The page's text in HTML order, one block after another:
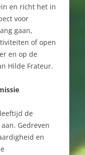
en richt het in
voor
gaan,
of open
en op de
Hilde Frateur.
de
Gedreven
en